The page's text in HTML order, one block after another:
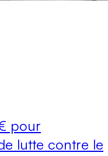
pour
lutte contre le